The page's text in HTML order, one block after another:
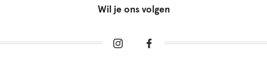
Wil je ons volgen